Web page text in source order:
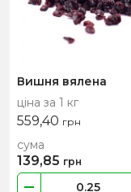
Вишня вялена
ціна за 1 кг
559,40 грн
сума
139,85 грн